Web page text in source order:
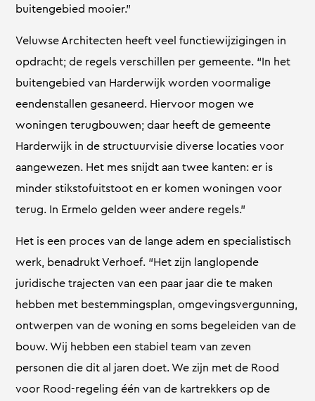
buitengebied mooier.”
Veluwse Architecten heeft veel functiewijzigingen in
opdracht; de regels verschillen per gemeente. “In het
buitengebied van Harderwijk worden voormalige
eendenstallen gesaneerd. Hiervoor mogen we
woningen terugbouwen; daar heeft de gemeente
Harderwijk in de structuurvisie diverse locaties voor
aangewezen. Het mes snijdt aan twee kanten: er is
minder stikstofuitstoot en er komen woningen voor
terug. In Ermelo gelden weer andere regels.”
Het is een proces van de lange adem en specialistisch
werk, benadrukt Verhoef. “Het zijn langlopende
juridische trajecten van een paar jaar die te maken
hebben met bestemmingsplan, omgevingsvergunning,
ontwerpen van de woning en soms begeleiden van de
bouw. Wij hebben een stabiel team van zeven
personen die dit al jaren doet. We zijn met de Rood
voor Rood-regeling één van de kartrekkers op de